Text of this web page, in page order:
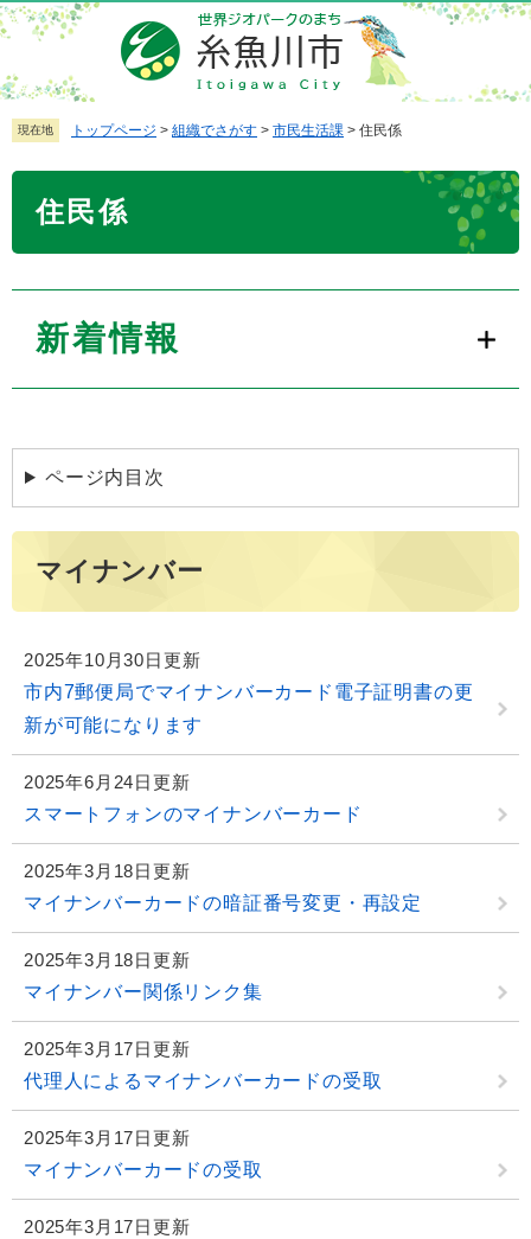
ペ
ー
ジ
の
先
メ
ニ
ュ
ー
を現在地 トップページ > 組織でさがす > 市民生活課 > 住民係
住民係
新着情報
ページ内目次
マイナンバー
2025年10月30日更新
市内7郵便局でマイナンバーカード電子証明書の更
新が可能になります
2025年6月24日更新
スマートフォンのマイナンバーカード
2025年3月18日更新
マイナンバーカードの暗証番号変更・再設定
2025年3月18日更新
マイナンバー関係リンク集
2025年3月17日更新
代理人によるマイナンバーカードの受取
2025年3月17日更新
マイナンバーカードの受取
2025年3月17日更新